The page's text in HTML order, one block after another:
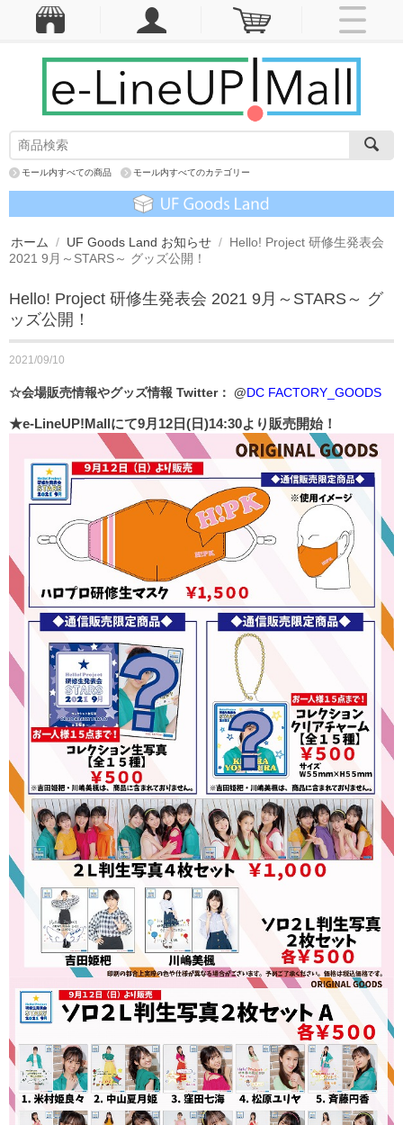
モール内すべての商品 モール内すべてのカテゴリー
ホーム / UF Goods Land お知らせ / Hello! Project 研修生発表会
2021 9月～STARS～ グッズ公開！
Hello! Project 研修生発表会 2021 9月～STARS～ グ
ッズ公開！
2021/09/10
☆会場販売情報やグッズ情報 Twitter： @DC FACTORY_GOODS
★e-LineUP!Mallにて9月12日(日)14:30より販売開始！